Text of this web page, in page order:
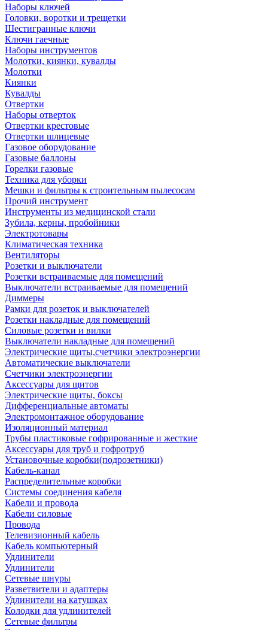
Наборы ключей
Головки, воротки и трещетки
Шестигранные ключи
Ключи гаечные
Наборы инструментов
Молотки, киянки, кувалды
Молотки
Киянки
Кувалды
Отвертки
Наборы отверток
Отвертки крестовые
Отвертки шлицевые
Газовое оборудование
Газовые баллоны
Горелки газовые
Техника для уборки
Мешки и фильтры к строительным пылесосам
Прочий инструмент
Инструменты из медицинской стали
Зубила, керны, пробойники
Электротовары
Климатическая техника
Вентиляторы
Розетки и выключатели
Розетки встраиваемые для помещений
Выключатели встраиваемые для помещений
Диммеры
Рамки для розеток и выключателей
Розетки накладные для помещений
Силовые розетки и вилки
Выключатели накладные для помещений
Электрические щиты,счетчики электроэнергии
Автоматические выключатели
Счетчики электроэнергии
Аксессуары для щитов
Электрические щиты, боксы
Дифференциальные автоматы
Электромонтажное оборудование
Изоляционный материал
Трубы пластиковые гофрированные и жесткие
Аксессуары для труб и гофротруб
Установочные коробки(подрозетники)
Кабель-канал
Распределительные коробки
Системы соединения кабеля
Кабели и провода
Кабели силовые
Провода
Телевизионный кабель
Кабель компьютерный
Удлинители
Удлинители
Сетевые шнуры
Разветвители и адаптеры
Удлинители на катушках
Колодки для удлинителей
Сетевые фильтры